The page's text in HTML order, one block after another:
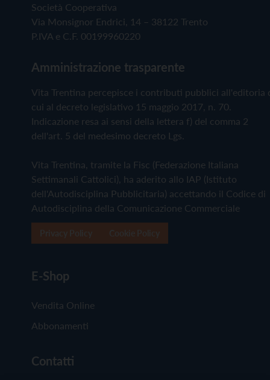
Società Cooperativa
Via Monsignor Endrici, 14 – 38122 Trento
P.IVA e C.F. 00199960220
Amministrazione trasparente
Vita Trentina percepisce i contributi pubblici all'editoria
cui al decreto legislativo 15 maggio 2017, n. 70.
Indicazione resa ai sensi della lettera f) del comma 2
dell'art. 5 del medesimo decreto Lgs.
Vita Trentina, tramite la Fisc (Federazione Italiana
Settimanali Cattolici), ha aderito allo IAP (Istituto
dell'Autodisciplina Pubblicitaria) accettando il Codice di
Autodisciplina della Comunicazione Commerciale
E-Shop
Vendita Online
Abbonamenti
Contatti